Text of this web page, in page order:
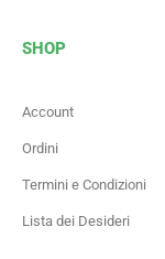
SHOP
Account
Ordini
Termini e Condizioni
Lista dei Desideri